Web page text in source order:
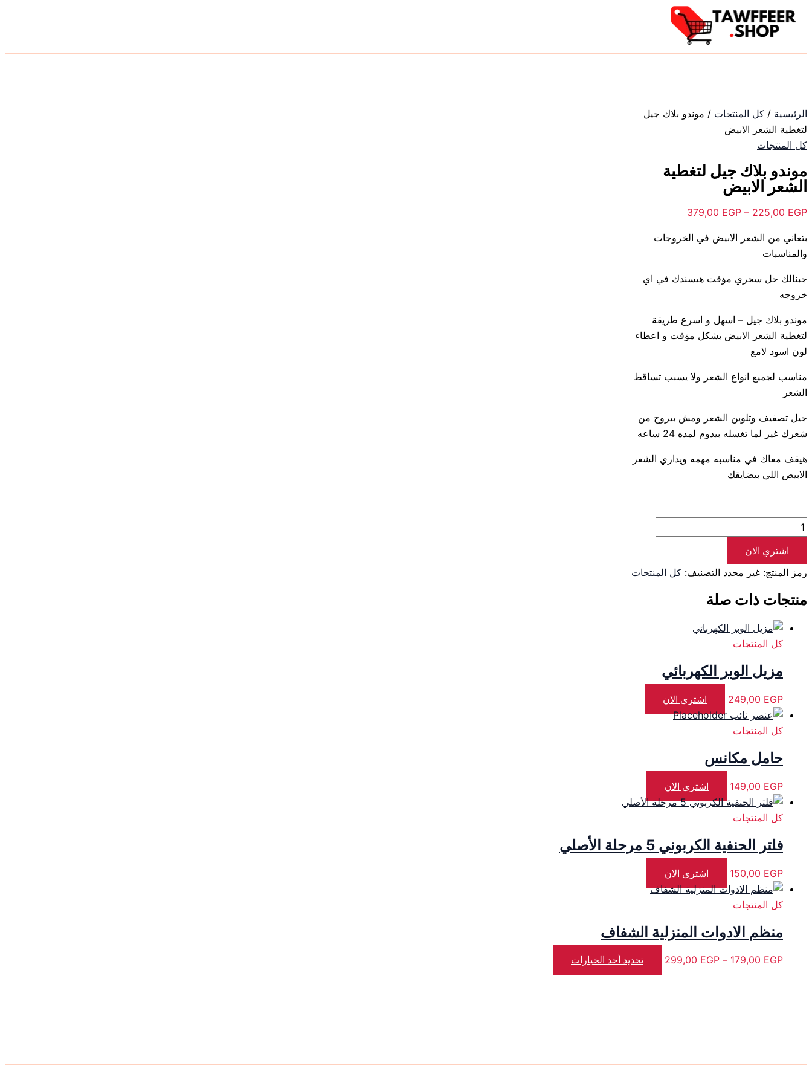
تخطي
إلى
الرئيسية / كل المنتجات / موندو بلاك جيل
لتغطية الشعر الابيض
كل المنتجات
موندو بلاك جيل لتغطية
الشعر الابيض
225,00 EGP
–
379,00 EGP
نطاق
السعر:
من
بتعاني من الشعر الابيض في الخروجات
والمناسبات
جبنالك حل سحري مؤقت هيسندك في اي
خروجه
موندو بلاك جيل – اسهل و اسرع طريقة
لتغطية الشعر الابيض بشكل مؤقت و اعطاء
لون اسود لامع
مناسب لجميع انواع الشعر ولا يسبب تساقط
الشعر
جيل تصفيف وتلوين الشعر ومش بيروح من
شعرك غير لما تغسله بيدوم لمده 24 ساعه
هيقف معاك في مناسبه مهمه ويداري الشعر
الابيض اللي بيضايقك
كمية
موندو
جيل
اشتري الان
رمز المنتج: غير محدد التصنيف: كل المنتجات
منتجات ذات صلة
كل المنتجات
مزيل الوبر الكهربائي
249,00 EGP اشتري الان
كل المنتجات
حامل مكانس
149,00 EGP اشتري الان
كل المنتجات
فلتر الحنفية الكربوني 5 مرحلة الأصلي
150,00 EGP اشتري الان
كل المنتجات
منظم الادوات المنزلية الشفاف
179,00 EGP
–
299,00 EGP تحديد أحد الخيارات
الأشكال